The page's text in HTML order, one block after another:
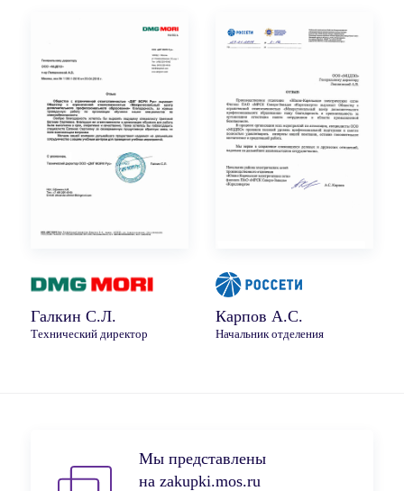
Галкин С.Л.
Технический директор
Карпов А.С.
Начальник отделения
Мы представлены
на zakupki.mos.ru